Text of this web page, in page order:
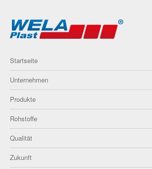
Startseite
Unternehmen
Produkte
Rohstoffe
Qualität
Zukunft